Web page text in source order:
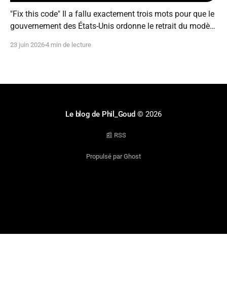
"Fix this code" Il a fallu exactement trois mots pour que le
gouvernement des États-Unis ordonne le retrait du modèle
tous les utilisateurs de la planète. Le vendredi 12 juin
23 juin 20264 min de lecture
Le blog de Phil_Goud © 2026
📰 RSS
Propulsé par Ghost